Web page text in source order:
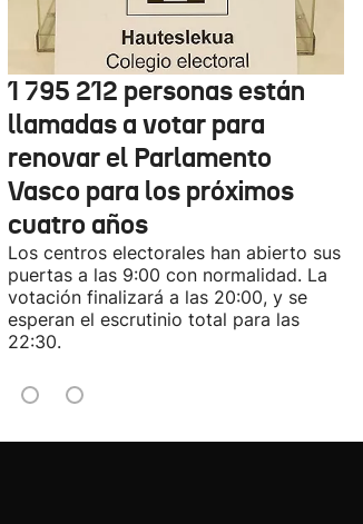
1 795 212 personas están
llamadas a votar para
renovar el Parlamento
Vasco para los próximos
cuatro años
Los centros electorales han abierto sus
puertas a las 9:00 con normalidad. La
votación finalizará a las 20:00, y se
esperan el escrutinio total para las
22:30.